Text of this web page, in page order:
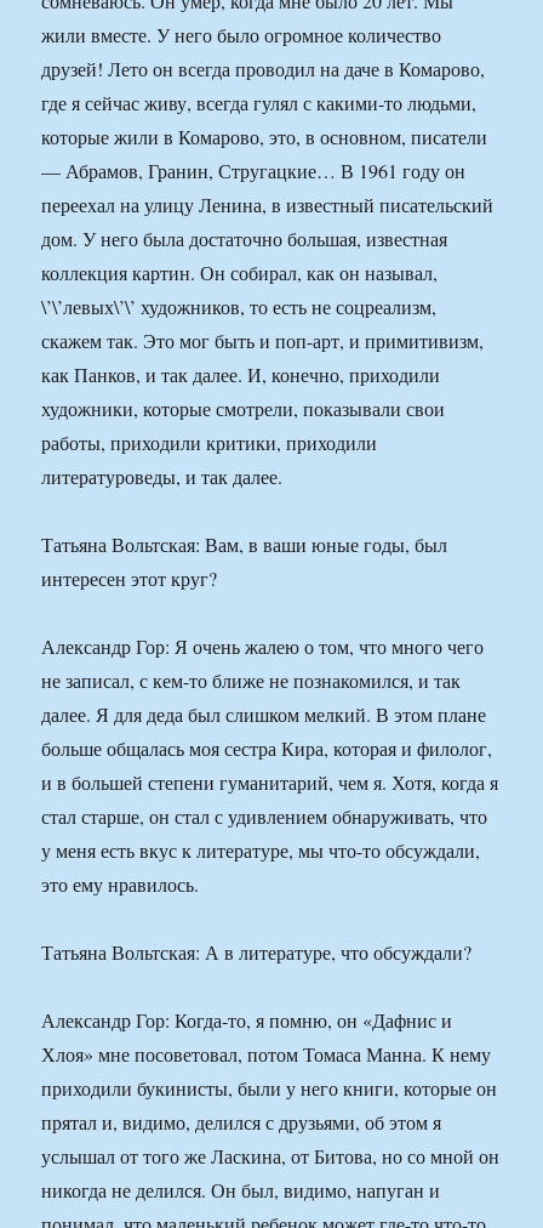
жили вместе. У него было огромное количество
друзей! Лето он всегда проводил на даче в Комарово,
где я сейчас живу, всегда гулял с какими-то людьми,
которые жили в Комарово, это, в основном, писатели
— Абрамов, Гранин, Стругацкие… В 1961 году он
переехал на улицу Ленина, в известный писательский
дом. У него была достаточно большая, известная
коллекция картин. Он собирал, как он называл,
\’\’левых\’\’ художников, то есть не соцреализм,
скажем так. Это мог быть и поп-арт, и примитивизм,
как Панков, и так далее. И, конечно, приходили
художники, которые смотрели, показывали свои
работы, приходили критики, приходили
литературоведы, и так далее.
Татьяна Вольтская: Вам, в ваши юные годы, был
интересен этот круг?
Александр Гор: Я очень жалею о том, что много чего
не записал, с кем-то ближе не познакомился, и так
далее. Я для деда был слишком мелкий. В этом плане
больше общалась моя сестра Кира, которая и филолог,
и в большей степени гуманитарий, чем я. Хотя, когда я
стал старше, он стал с удивлением обнаруживать, что
у меня есть вкус к литературе, мы что-то обсуждали,
это ему нравилось.
Татьяна Вольтская: А в литературе, что обсуждали?
Александр Гор: Когда-то, я помню, он «Дафнис и
Хлоя» мне посоветовал, потом Томаса Манна. К нему
приходили букинисты, были у него книги, которые он
прятал и, видимо, делился с друзьями, об этом я
услышал от того же Ласкина, от Битова, но со мной он
никогда не делился. Он был, видимо, напуган и